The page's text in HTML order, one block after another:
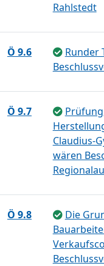
Rahlstedt
Ö 9.6
Runder
Ö 9.7
Claudius-
wären
Ö 9.8
Die